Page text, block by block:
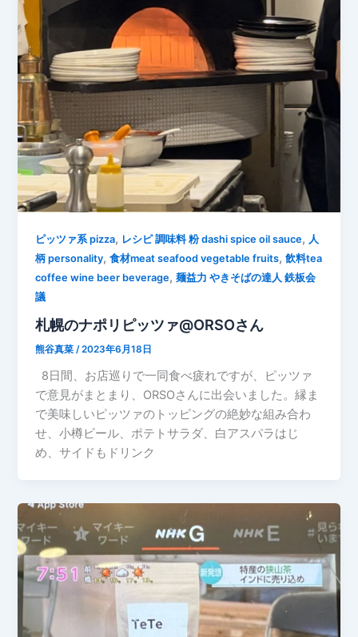
ピッツァ系 pizza, レシピ 調味料 粉 dashi spice oil sauce, 人
柄 personality,食材meat seafood vegetable fruits,飲料tea
coffee wine beer beverage,麺益力 やきそばの達人 鉄板会
議
札幌のナポリピッツァ@ORSOさん
熊谷真菜/2023年6月18日
8日間、お店巡りで一同食べ疲れですが、ピッツァ
で意見がまとまり、ORSOさんに出会いました。縁ま
で美味しいピッツァのトッピングの絶妙な組み合わ
せ、小樽ビール、ポテトサラダ、白アスパラはじ
め、サイドもドリンク